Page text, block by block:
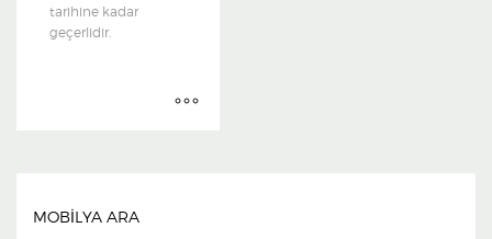
tarihine kadar
geçerlidir.
MOBİLYA ARA